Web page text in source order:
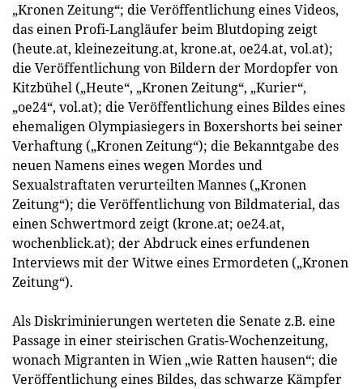
„Kronen Zeitung“; die Veröffentlichung eines Videos,
das einen Profi-Langläufer beim Blutdoping zeigt
(heute.at, kleinezeitung.at, krone.at, oe24.at, vol.at);
die Veröffentlichung von Bildern der Mordopfer von
Kitzbühel („Heute“, „Kronen Zeitung“, „Kurier“,
„oe24“, vol.at); die Veröffentlichung eines Bildes eines
ehemaligen Olympiasiegers in Boxershorts bei seiner
Verhaftung („Kronen Zeitung“); die Bekanntgabe des
neuen Namens eines wegen Mordes und
Sexualstraftaten verurteilten Mannes („Kronen
Zeitung“); die Veröffentlichung von Bildmaterial, das
einen Schwertmord zeigt (krone.at; oe24.at,
wochenblick.at); der Abdruck eines erfundenen
Interviews mit der Witwe eines Ermordeten („Kronen
Zeitung“).
Als Diskriminierungen werteten die Senate z.B. eine
Passage in einer steirischen Gratis-Wochenzeitung,
wonach Migranten in Wien „wie Ratten hausen“; die
Veröffentlichung eines Bildes, das schwarze Kämpfer